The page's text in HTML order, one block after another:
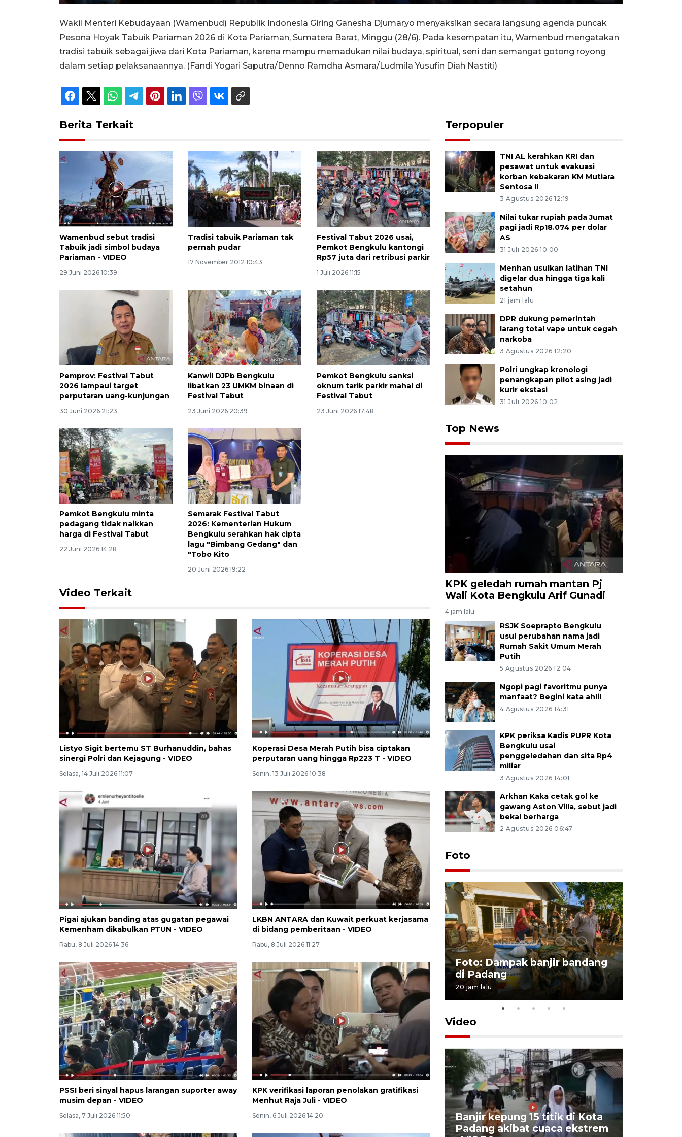
Unmute Play
RewindForward
Settings
PIP Enter
Wakil Menteri Kebudayaan (Wamenbud) Republik Indonesia Giring Ganesha Djumaryo menyaksikan secara langsung agenda puncak
Pesona Hoyak Tabuik Pariaman 2026 di Kota Pariaman, Sumatera Barat, Minggu (28/6). Pada kesempatan itu, Wamenbud mengatakan
tradisi tabuik sebagai jiwa dari Kota Pariaman, karena mampu memadukan nilai budaya, spiritual, seni dan semangat gotong royong
dalam setiap pelaksanaannya. (Fandi Yogari Saputra/Denno Ramdha Asmara/Ludmila Yusufin Diah Nastiti)
Berita Terkait
Wamenbud sebut tradisi
Tabuik jadi simbol budaya
Pariaman - VIDEO
29 Juni 2026 10:39
Tradisi tabuik Pariaman tak
pernah pudar
17 November 2012 10:43
Festival Tabut 2026 usai,
Pemkot Bengkulu kantongi
Rp57 juta dari retribusi parkir
1 Juli 2026 11:15
Pemprov: Festival Tabut
2026 lampaui target
perputaran uang-kunjungan
30 Juni 2026 21:23
Kanwil DJPb Bengkulu
libatkan 23 UMKM binaan di
Festival Tabut
23 Juni 2026 20:39
Pemkot Bengkulu sanksi
oknum tarik parkir mahal di
Festival Tabut
23 Juni 2026 17:48
Pemkot Bengkulu minta
pedagang tidak naikkan
harga di Festival Tabut
22 Juni 2026 14:28
Semarak Festival Tabut
2026: Kementerian Hukum
Bengkulu serahkan hak cipta
lagu "Bimbang Gedang" dan
"Tobo Kito
20 Juni 2026 19:22
Video Terkait
Listyo Sigit bertemu ST Burhanuddin, bahas
sinergi Polri dan Kejagung - VIDEO
Selasa, 14 Juli 2026 11:07
Koperasi Desa Merah Putih bisa ciptakan
perputaran uang hingga Rp223 T - VIDEO
Senin, 13 Juli 2026 10:38
Pigai ajukan banding atas gugatan pegawai
Kemenham dikabulkan PTUN - VIDEO
Rabu, 8 Juli 2026 14:36
LKBN ANTARA dan Kuwait perkuat kerjasama
di bidang pemberitaan - VIDEO
Rabu, 8 Juli 2026 11:27
PSSI beri sinyal hapus larangan suporter away
musim depan - VIDEO
Selasa, 7 Juli 2026 11:50
KPK verifikasi laporan penolakan gratifikasi
Menhut Raja Juli - VIDEO
Senin, 6 Juli 2026 14:20
Terpopuler
TNI AL kerahkan KRI dan
pesawat untuk evakuasi
korban kebakaran KM Mutiara
Sentosa II
3 Agustus 2026 12:19
Nilai tukar rupiah pada Jumat
pagi jadi Rp18.074 per dolar
AS
31 Juli 2026 10:00
Menhan usulkan latihan TNI
digelar dua hingga tiga kali
setahun
21 jam lalu
DPR dukung pemerintah
larang total vape untuk cegah
narkoba
3 Agustus 2026 12:20
Polri ungkap kronologi
penangkapan pilot asing jadi
kurir ekstasi
31 Juli 2026 10:02
Top News
KPK geledah rumah mantan Pj
Wali Kota Bengkulu Arif Gunadi
4 jam lalu
RSJK Soeprapto Bengkulu
usul perubahan nama jadi
Rumah Sakit Umum Merah
Putih
5 Agustus 2026 12:04
Ngopi pagi favoritmu punya
manfaat? Begini kata ahli!
4 Agustus 2026 14:31
KPK periksa Kadis PUPR Kota
Bengkulu usai
penggeledahan dan sita Rp4
miliar
3 Agustus 2026 14:01
Arkhan Kaka cetak gol ke
gawang Aston Villa, sebut jadi
bekal berharga
2 Agustus 2026 06:47
Foto
Foto: Lokasi ledakan bom
rakitan di Padang
15 Juli 2026 14:05
Foto: Dampak banjir bandang
di Padang
20 jam lalu
Video
Polisi sebut pelaku peledakan
Banjir kepung 15 titik di Kota
Padang akibat cuaca ekstrem